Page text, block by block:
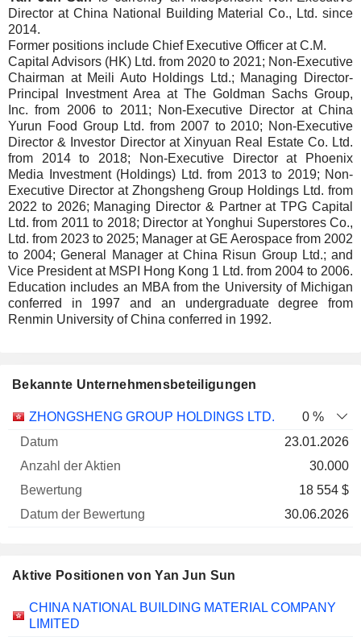
Director at China National Building Material Co., Ltd. since
2014.
Former positions include Chief Executive Officer at C.M.
Capital Advisors (HK) Ltd. from 2020 to 2021; Non-Executive
Chairman at Meili Auto Holdings Ltd.; Managing Director-
Principal Investment Area at The Goldman Sachs Group,
Inc. from 2006 to 2011; Non-Executive Director at China
Yurun Food Group Ltd. from 2007 to 2010; Non-Executive
Director & Investor Director at Xinyuan Real Estate Co. Ltd.
from 2014 to 2018; Non-Executive Director at Phoenix
Media Investment (Holdings) Ltd. from 2013 to 2019; Non-
Executive Director at Zhongsheng Group Holdings Ltd. from
2022 to 2026; Managing Director & Partner at TPG Capital
Ltd. from 2011 to 2018; Director at Yonghui Superstores Co.,
Ltd. from 2023 to 2025; Manager at GE Aerospace from 2002
to 2004; General Manager at China Risun Group Ltd.; and
Vice President at MSPI Hong Kong 1 Ltd. from 2004 to 2006.
Education includes an MBA from the University of Michigan
conferred in 1997 and an undergraduate degree from
Renmin University of China conferred in 1992.
Bekannte Unternehmensbeteiligungen
Unternehmen
Anzahl
Bewertung
ZHONGSHENG GROUP HOLDINGS LTD.
0 %
23.01.2026
30.000
18 554 $
30.06.2026
Aktive Positionen von Yan Jun Sun
Unternehmen Position Beginn
CHINA NATIONAL BUILDING MATERIAL COMPANY
LIMITED